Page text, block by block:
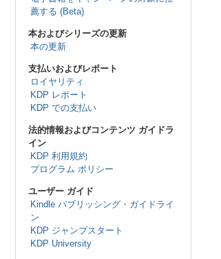
薦する (Beta)
本およびシリーズの更新
本の更新
支払いおよびレポート
ロイヤリティ
KDP レポート
KDP での支払い
法的情報およびコンテンツ ガイドラ
イン
KDP 利用規約
プログラム ポリシー
ユーザー ガイド
Kindle パブリッシング・ガイドライ
ン
KDP ジャンプスタート
KDP University